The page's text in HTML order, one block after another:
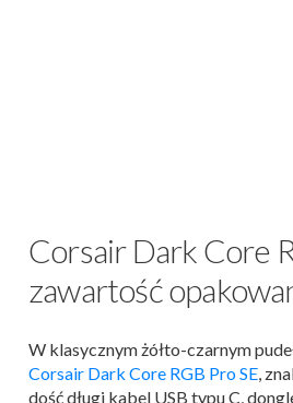
Corsair Dark Core
zawartość
W klasycznym żółto-czarnym
Corsair Dark Core RGB Pro SE,
dość długi kabel USB typu C,